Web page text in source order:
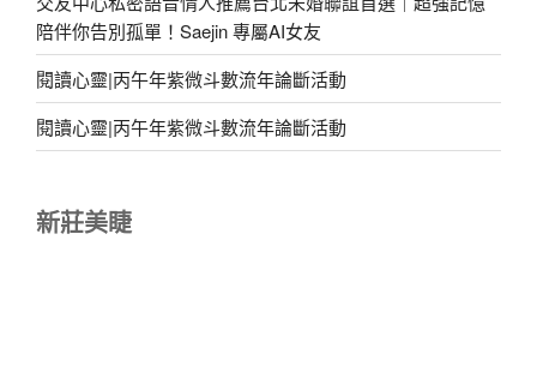
陪伴你告別孤單！Saejin 專屬AI女友
閱讀心靈|丙午年紫微斗數流年論斷活動
閱讀心靈|丙午年紫微斗數流年論斷活動
新莊美睫